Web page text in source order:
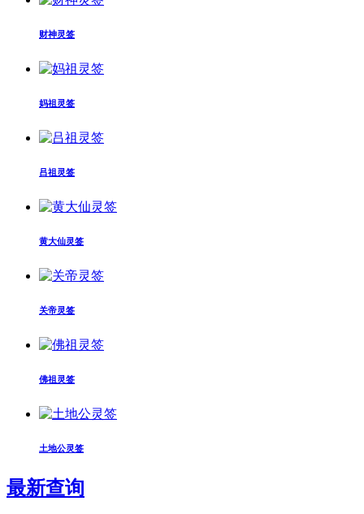
财神灵签
妈祖灵签
吕祖灵签
黄大仙灵签
关帝灵签
佛祖灵签
土地公灵签
最新查询